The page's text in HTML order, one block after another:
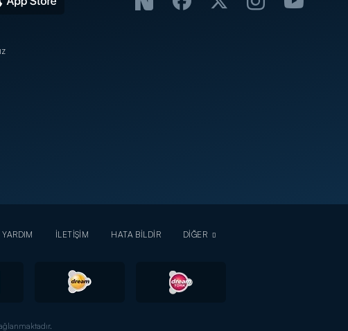
YARDIM İLETİŞİM HATA BİLDİR DİĞER